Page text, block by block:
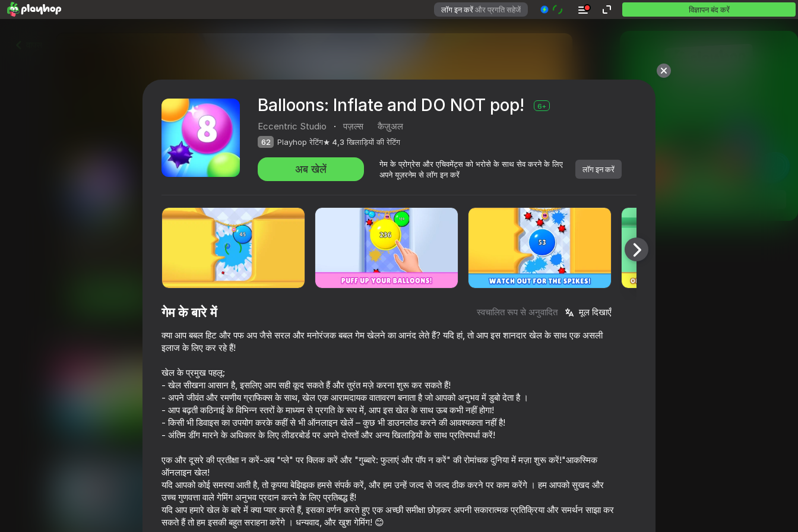
लॉग इन करेंऔर प्रगति सहेजें विज्ञापन बंद करें
Balloons: Inflate and DO NOT pop!
खिलाड़ियों की रेटिंग 6+
Eccentric Studio
68
Gun Clone!
59
Mine Crusher
73
No Pain No Gain - Ragdoll
65 68
Balloons: Inflate and DO NOT pop! 6+
Eccentric Studio · पज़ल्स कैज़ुअल
62 Playhop रेटिंग 4,3 खिलाड़ियों की रेटिंग
अब खेलें
गेम के प्रोग्रेस और एचिवमेंट्स को भरोसे के साथ सेव करने के लिए
अपने यूज़रनेम से लॉग इन करें
लॉग इन करें
गेम के बारे में स्वचालित रूप से अनुवादित मूल दिखाएँ
क्या आप बबल हिट और पफ अप जैसे सरल और मनोरंजक बबल गेम खेलने का आनंद लेते हैं? यदि हां, तो आप इस शानदार खेल के साथ एक असली
इलाज के लिए कर रहे हैं!
खेल के प्रमुख पहलू:
- खेल सीखना आसान है, इसलिए आप सही कूद सकते हैं और तुरंत मज़े करना शुरू कर सकते हैं!
- अपने जीवंत और रमणीय ग्राफिक्स के साथ, खेल एक आरामदायक वातावरण बनाता है जो आपको अनुभव में डुबो देता है ।
- आप बढ़ती कठिनाई के विभिन्न स्तरों के माध्यम से प्रगति के रूप में, आप इस खेल के साथ ऊब कभी नहीं होगा!
- किसी भी डिवाइस का उपयोग करके कहीं से भी ऑनलाइन खेलें – कुछ भी डाउनलोड करने की आवश्यकता नहीं है!
- अंतिम डींग मारने के अधिकार के लिए लीडरबोर्ड पर अपने दोस्तों और अन्य खिलाड़ियों के साथ प्रतिस्पर्धा करें!
एक और दूसरे की प्रतीक्षा न करें-अब "प्ले" पर क्लिक करें और "गुब्बारे: फुलाएं और पॉप न करें" की रोमांचक दुनिया में मज़ा शुरू करें!"आकस्मिक
ऑनलाइन खेल!
यदि आपको कोई समस्या आती है, तो कृपया बेझिझक हमसे संपर्क करें, और हम उन्हें जल्द से जल्द ठीक करने पर काम करेंगे । हम आपको सुखद और
उच्च गुणवत्ता वाले गेमिंग अनुभव प्रदान करने के लिए प्रतिबद्ध हैं!
यदि आप हमारे खेल के बारे में क्या प्यार करते हैं, इसका वर्णन करते हुए एक अच्छी समीक्षा छोड़कर अपनी सकारात्मक प्रतिक्रिया और समर्थन साझा कर
सकते हैं तो हम इसकी बहुत सराहना करेंगे । धन्यवाद, और खुश गेमिंग! 😊